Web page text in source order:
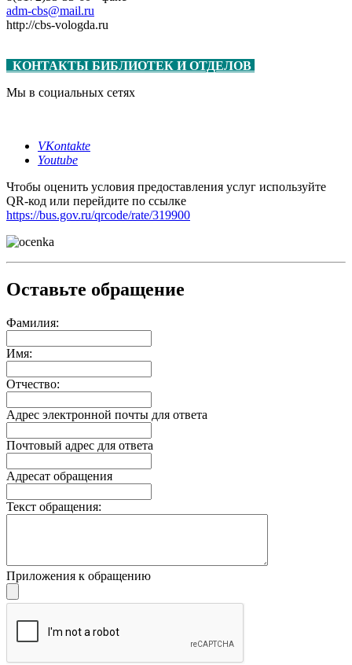
adm-cbs@mail.ru
http://cbs-vologda.ru
КОНТАКТЫ БИБЛИОТЕК И ОТДЕЛОВ
Мы в социальных сетях
VKontakte
Youtube
Чтобы оценить условия предоставления услуг используйте
QR-код или перейдите по ссылке
https://bus.gov.ru/qrcode/rate/319900
Оставьте обращение
Фамилия:
Имя:
Отчество:
Адрес электронной почты для ответа
Почтовый адрес для ответа
Адресат обращения
Текст обращения:
Приложения к обращению